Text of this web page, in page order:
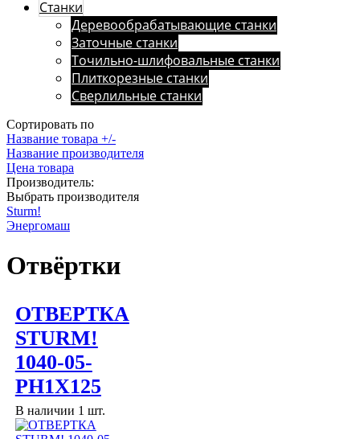
Станки
Деревообрабатывающие станки
Заточные станки
Точильно-шлифовальные станки
Плиткорезные станки
Сверлильные станки
Сортировать по
Название товара +/-
Название производителя
Цена товара
Производитель:
Выбрать производителя
Sturm!
Энергомаш
Отвёртки
ОТВЕРТКА
STURM!
1040-05-
PH1X125
В наличии 1 шт.